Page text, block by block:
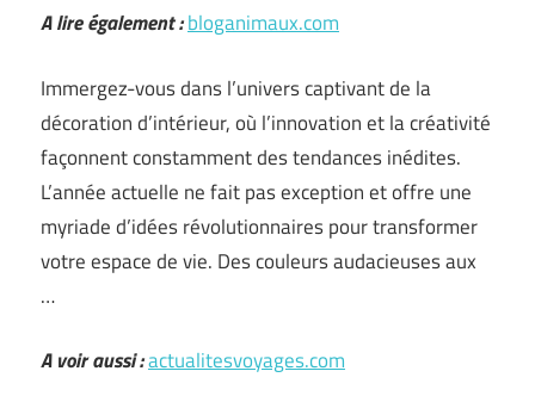
A lire également :bloganimaux.com
Immergez-vous dans l’univers captivant de la
décoration d’intérieur, où l’innovation et la créativité
façonnent constamment des tendances inédites.
L’année actuelle ne fait pas exception et offre une
myriade d’idées révolutionnaires pour transformer
votre espace de vie. Des couleurs audacieuses aux
…
A voir aussi :actualitesvoyages.com